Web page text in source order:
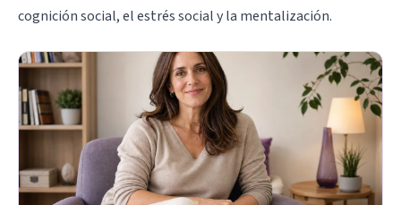
cognición social, el estrés social y la mentalización.